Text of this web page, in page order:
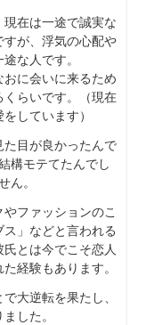
在は一途で誠実な
が、浮気の心配や
な人です。
に会いに来るため
くらいです。（現在
しています）
た目が良かったんで
構モテてたんでし
ん。
ファッションのこ
」などと言われる
とは今でこそ恋人
経験もあります。
大逆転を果たし、
した。